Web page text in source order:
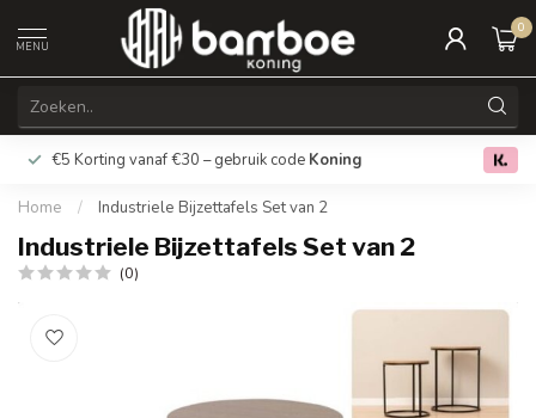
MENU
0
€5 Korting vanaf €30 – gebruik code Koning Gratis
Home / Industriele Bijzettafels Set van 2
Industriele Bijzettafels Set van 2
(0)